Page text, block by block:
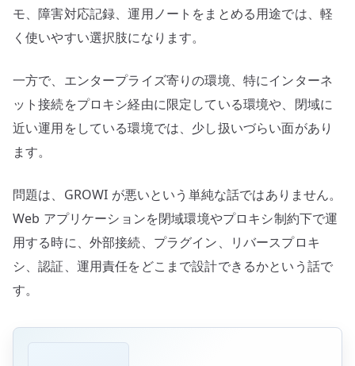
を
分
え
る
へ
モ、障害対応記録、運用ノートをまとめる用途では、軽
く使いやすい選択肢になります。
一方で、エンタープライズ寄りの環境、特にインターネ
ット接続をプロキシ経由に限定している環境や、閉域に
近い運用をしている環境では、少し扱いづらい面があり
ます。
問題は、GROWI が悪いという単純な話ではありません。
Web アプリケーションを閉域環境やプロキシ制約下で運
用する時に、外部接続、プラグイン、リバースプロキ
シ、認証、運用責任をどこまで設計できるかという話で
す。